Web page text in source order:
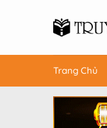
Trang Chủ